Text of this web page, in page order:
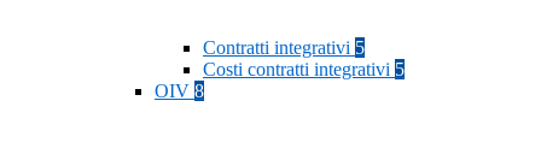
Contratti integrativi 5
Costi contratti integrativi 5
OIV 8